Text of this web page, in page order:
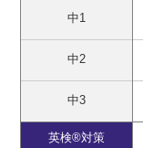
中1
中2
中3
英検®対策